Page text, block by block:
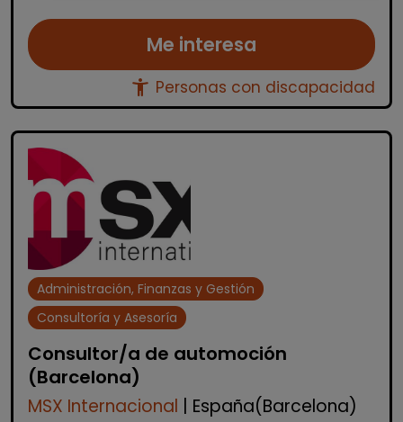
Me interesa
accessibility_new Personas con discapacidad
Administración, Finanzas y Gestión
Consultoría y Asesoría
Consultor/a de automoción
(Barcelona)
MSX Internacional | España(Barcelona)